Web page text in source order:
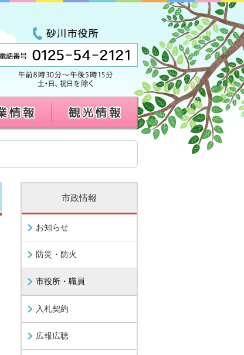
市政情報
お知らせ
防災・防火
市役所・職員
入札契約
広報広聴